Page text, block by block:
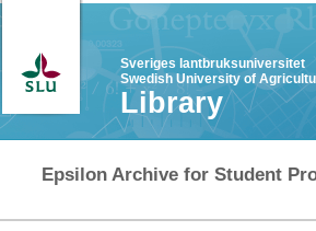
Sveriges lantbruksuniversitet
Swedish University of
Library
Epsilon Archive for Student